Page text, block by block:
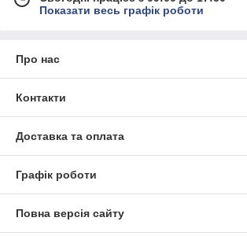
Показати весь графік роботи
Про нас
Контакти
Доставка та оплата
Графік роботи
Повна версія сайту